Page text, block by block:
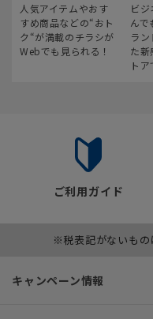
人気アイテムやおす
すめ商品などの“おト
ク“が満載のチラシが
Webでも見られる！
ビ
んで
ラ
た新
ト
ご利用ガイド
※税表記がないもの
キャンペーン情報